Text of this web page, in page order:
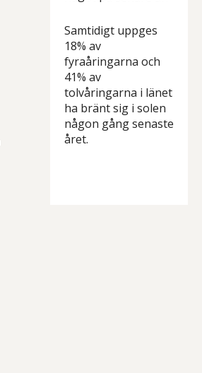
Samtidigt uppges
18% av
fyraåringarna och
41% av
tolvåringarna i länet
ha bränt sig i solen
någon gång senaste
året.